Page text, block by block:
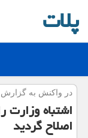
پلات
در واكنش به گزارش
اشتباه
اصلاح گردید